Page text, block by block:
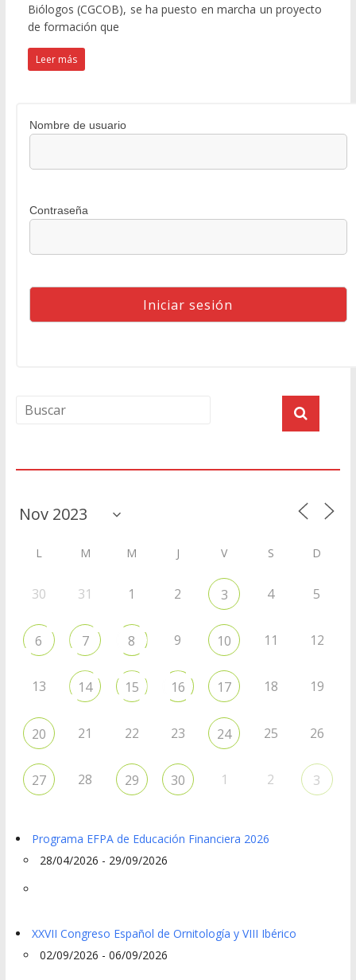
Biólogos (CGCOB), se ha puesto en marcha un proyecto
de formación que
Leer más
Nombre de usuario
Contraseña
L M M J V S D
30 31 1 2 3 4 5
6 7 8 9 10 11 12
13 14 15 16 17 18 19
20 21 22 23 24 25 26
27 28 29 30 1 2 3
Programa EFPA de Educación Financiera 2026
28/04/2026 - 29/09/2026
XXVII Congreso Español de Ornitología y VIII Ibérico
02/09/2026 - 06/09/2026